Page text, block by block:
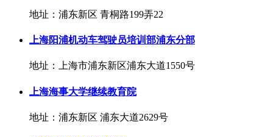
地址：浦东新区 青桐路199弄22
上海阳浦机动车驾驶员培训部浦东分部
地址：上海市浦东新区浦东大道1550号
上海海事大学继续教育院
地址：浦东新区 浦东大道2629号